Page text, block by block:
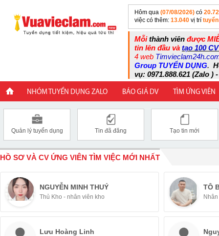
Hôm qua (07/08/2026) có
việc có thêm: 13.040 vị trí
Mỗithành viên được
tin lên đầu và tạo 100
4 web
Group TUYỂN DỤNG.
vụ: 0971.888.621 (Zalo )
NHÓM TUYỂN DỤNG ZALO BÁO GIÁ DV TÌM ỨNG VIÊN
Quản lý tuyển dụng Tin đã đăng Tạo tin mới
HỒ SƠ VÀ CV ỨNG VIÊN TÌM VIỆC MỚI NHẤT
NGUYỄN MINH THUÝ
Thủ Kho - nhân viên kho
TÔ
Lưu Hoàng Linh